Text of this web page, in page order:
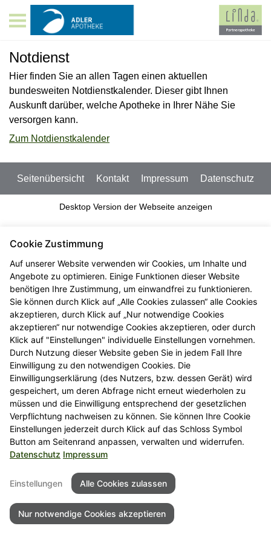
Notdienst
Hier finden Sie an allen Tagen einen aktuellen
bundesweiten Notdienstkalender. Dieser gibt Ihnen
Auskunft darüber, welche Apotheke in Ihrer Nähe Sie
versorgen kann.
Zum Notdienstkalender
Seitenübersicht Kontakt Impressum Datenschutz
Desktop Version der Webseite anzeigen
Cookie Zustimmung
Auf unserer Website verwenden wir Cookies, um Inhalte und
Angebote zu optimieren. Einige Funktionen dieser Website
benötigen Ihre Zustimmung, um einwandfrei zu funktionieren.
Sie können durch Klick auf „Alle Cookies zulassen“ alle Cookies
akzeptieren, durch Klick auf „Nur notwendige Cookies
akzeptieren“ nur notwendige Cookies akzeptieren, oder durch
Klick auf "Einstellungen" individuelle Einstellungen vornehmen.
Durch Nutzung dieser Website geben Sie in jedem Fall Ihre
Einwilligung zu den notwendigen Cookies. Die
Einwilligungserklärung (des Nutzers, bzw. dessen Gerät) wird
gespeichert, um deren Abfrage nicht erneut wiederholen zu
müssen und die Einwilligung entsprechend der gesetzlichen
Verpflichtung nachweisen zu können. Sie können Ihre Cookie
Einstellungen jederzeit durch Klick auf das Schloss Symbol
Button am Seitenrand anpassen, verwalten und widerrufen.
Datenschutz Impressum
Einstellungen Alle Cookies zulassen
Nur notwendige Cookies akzeptieren